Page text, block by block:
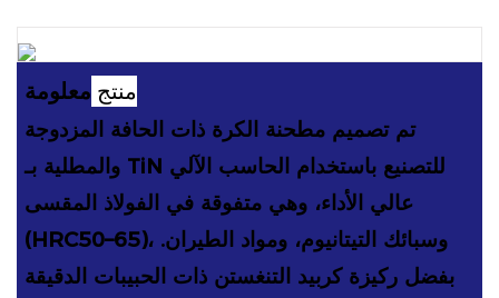
منتج معلومة
تم تصميم مطحنة الكرة ذات الحافة المزدوجة
والمطلية بـ TiN للتصنيع باستخدام الحاسب الآلي
عالي الأداء، وهي متفوقة في الفولاذ المقسى
(HRC50–65)، وسبائك التيتانيوم، ومواد الطيران.
بفضل ركيزة كربيد التنغستن ذات الحبيبات الدقيقة